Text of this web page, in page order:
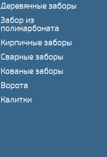
Деревянные заборы
Забор из
поликарбоната
Кирпичные заборы
Сварные заборы
Кованые заборы
Ворота
Калитки